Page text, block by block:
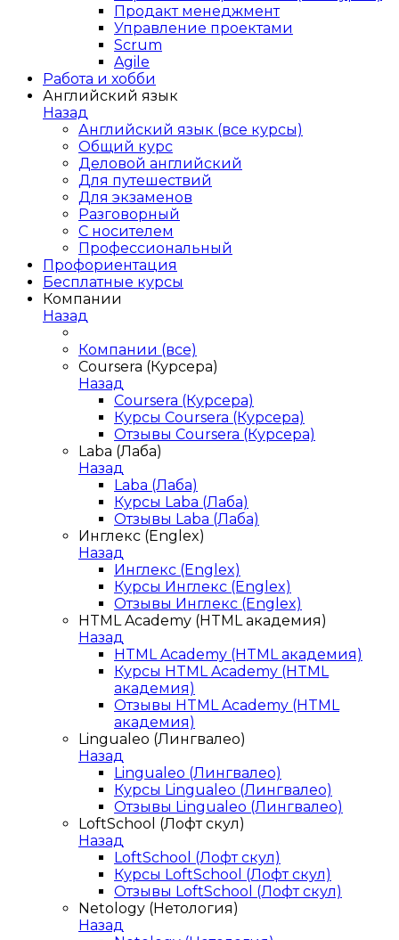
Продакт менеджмент
Управление проектами
Scrum
Agile
Работа и хобби
Английский язык
Назад
Английский язык (все курсы)
Общий курс
Деловой английский
Для путешествий
Для экзаменов
Разговорный
С носителем
Профессиональный
Профориентация
Бесплатные курсы
Компании
Назад
Компании (все)
Coursera (Курсера)
Назад
Coursera (Курсера)
Курсы Coursera (Курсера)
Отзывы Coursera (Курсера)
Laba (Лаба)
Назад
Laba (Лаба)
Курсы Laba (Лаба)
Отзывы Laba (Лаба)
Инглекс (Englex)
Назад
Инглекс (Englex)
Курсы Инглекс (Englex)
Отзывы Инглекс (Englex)
HTML Academy (HTML академия)
Назад
HTML Academy (HTML академия)
Курсы HTML Academy (HTML
академия)
Отзывы HTML Academy (HTML
академия)
Lingualeo (Лингвалео)
Назад
Lingualeo (Лингвалео)
Курсы Lingualeo (Лингвалео)
Отзывы Lingualeo (Лингвалео)
LoftSchool (Лофт скул)
Назад
LoftSchool (Лофт скул)
Курсы LoftSchool (Лофт скул)
Отзывы LoftSchool (Лофт скул)
Netology (Нетология)
Назад